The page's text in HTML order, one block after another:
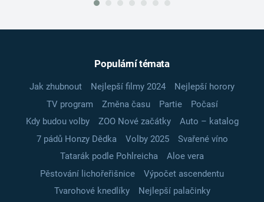
Populární témata
Jak zhubnout Nejlepší filmy 2024
Nejlepší horory
TV program
Změna času Partie
Počasí
Kdy budou volby
ZOO Nové začátky
Auto – katalog
7 pádů Honzy Dědka
Volby 2025
Svařené víno
Tatarák podle Pohlreicha
Aloe vera
Pěstování lichořeřišnice
Výpočet ascendentu
Tvarohové knedlíky
Nejlepší palačinky